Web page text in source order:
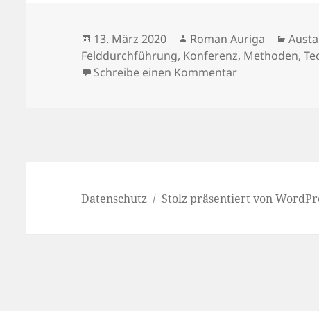
Veröffentlicht
am
13. März 2020 Autor
Roman Auriga
Felddurchführung, Konferenz, Methoden,
Schreibe einen Kommentarzu SLOW-
Datenschutz Stolz präsentiert von